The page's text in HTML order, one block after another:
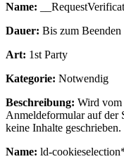
Name:
Dauer: Bis zum Beenden
Art: 1st Party
Kategorie: Notwendig
Beschreibung: Wird vom
Anmeldeformular auf der
keine Inhalte geschrieben.
Name: ld-